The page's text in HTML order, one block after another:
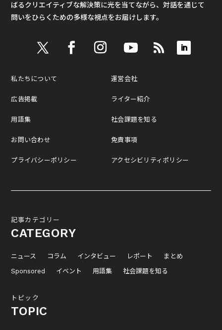
ばるクリエイティブな解決策に光を当てながら、対話を通じて
問いをひらくための多様な視点をお届けします。
私たちについて
広告掲載
用語集
お問い合わせ
プライバシーポリシー
運営会社
ライター紹介
社会課題を知る
免責事項
アクセシビリティポリシー
記事カテゴリー
CATEGORY
ニュース コラム インタビュー レポート
まとめ
Sponsored
イベント 用語集 社会課題を知る
トピック
TOPIC